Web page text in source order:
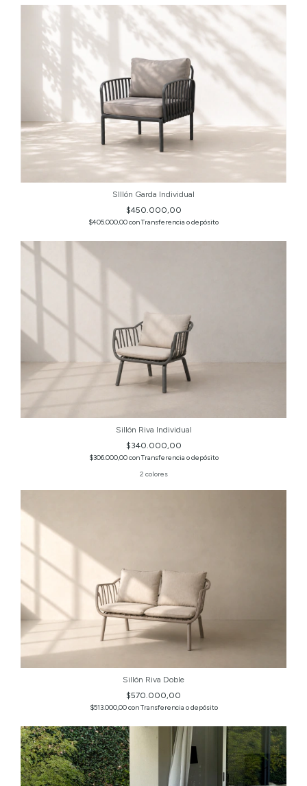
SIllón Garda Individual
$450.000,00
$405.000,00conTransferencia o depósito
Sillón Riva Individual
$340.000,00
$306.000,00conTransferencia o depósito
2 colores
Sillón Riva Doble
$570.000,00
$513.000,00conTransferencia o depósito